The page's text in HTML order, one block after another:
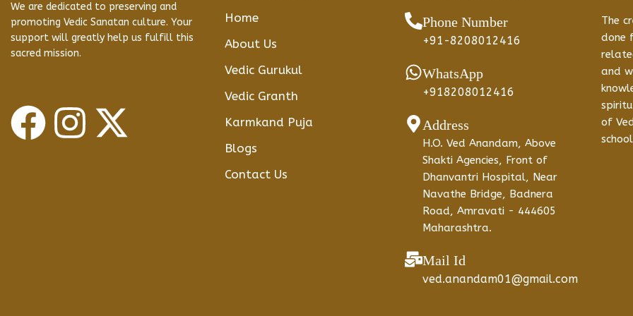
We are dedicated to preserving and
promoting Vedic Sanatan culture. Your
support will greatly help us fulfill this
sacred mission.
Home
About Us
Vedic Gurukul
Vedic Granth
Karmkand Puja
Blogs
Contact Us
Phone Number
+91-8208012416
WhatsApp
+918208012416
Address
H.O. Ved Anandam, Above
Shakti Agencies, Front of
Dhanvantri Hospital, Near
Navathe Bridge, Badnera
Road, Amravati - 444605
Maharashtra.
Mail Id
ved.anandam01@gmail.com
The
done
and
of